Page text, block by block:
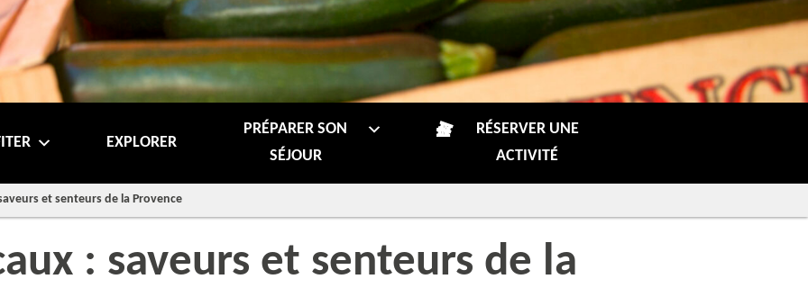
EXPLORER
PRÉPARER SON
SÉJOUR
RÉSERVER UNE
ACTIVITÉ
et senteurs de la Provence
: saveurs et senteurs de la